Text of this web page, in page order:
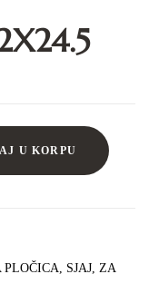
U KORPU
PLOČICA, SJAJ, ZA